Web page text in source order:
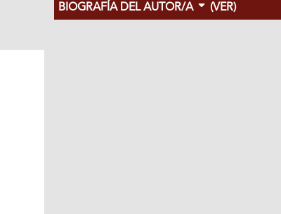
BIOGRAFÍA DEL AUTOR/A (VER)